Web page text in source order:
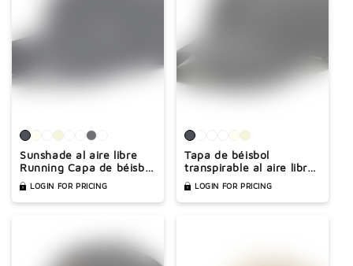
Sunshade al aire libre
Running Capa de béisbol
transpirable
LOGIN FOR PRICING
Tapa de béisbol
transpirable al aire libre
Sunshade y Sun
Protection Cap
LOGIN FOR PRICING